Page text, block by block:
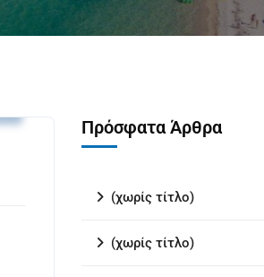
Πρόσφατα Άρθρα
(χωρίς τίτλο)
(χωρίς τίτλο)